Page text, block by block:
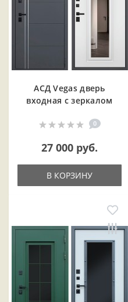
АСД Vegas дверь
входная с зеркалом
0
27 000 руб.
В КОРЗИНУ